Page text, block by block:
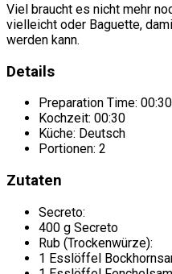
Viel braucht es nicht mehr
vielleicht oder Baguette,
werden kann.
Details
Preparation Time: 00:30
Kochzeit: 00:30
Küche: Deutsch
Portionen: 2
Zutaten
Secreto:
400 g Secreto
Rub (Trockenwürze):
1 Esslöffel